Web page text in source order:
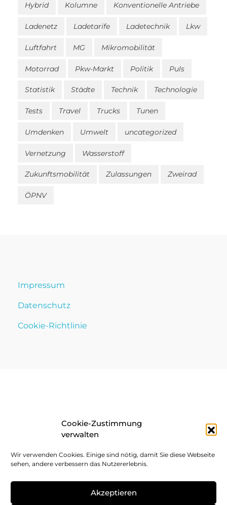
Cookie-Zustimmung
verwalten
Wir verwenden Cookies. Einige sind nötig, damit Sie diese Webseite
sehen, andere verbessern das Nutzererlebnis.
Akzeptieren
Hybrid Kolumne Konventionelle Antriebe
Ladenetz Ladetarife Ladetechnik Lkw
Luftfahrt MG Mikromobilität
Motorrad Pkw-Markt Politik Puls
Statistik Städte Technik Technologie
Tests Travel Trucks Tunen
Umdenken Umwelt uncategorized
Vernetzung Wasserstoff
Zukunftsmobilität Zulassungen Zweirad
ÖPNV
Impressum
Datenschutz
Cookie-Richtlinie